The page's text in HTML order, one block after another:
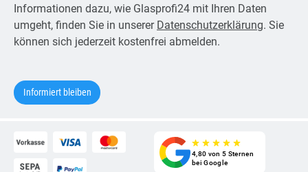
Informationen dazu, wie Glasprofi24 mit Ihren Daten
umgeht, finden Sie in unserer Datenschutzerklärung. Sie
können sich jederzeit kostenfrei abmelden.
star_rate star_rate star_rate star_rate star_rate
4,80 von 5 Sternen
bei Google